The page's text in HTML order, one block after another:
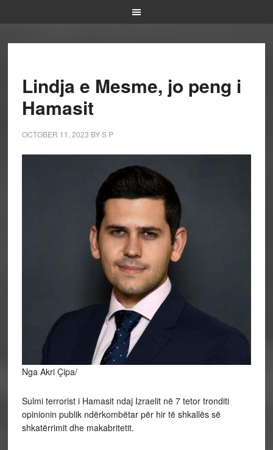
Lindja e Mesme, jo peng i
Hamasit
OCTOBER 11, 2023 BYS P
Nga Akri Çipa/
Sulmi terrorist i Hamasit ndaj Izraelit në 7 tetor tronditi
opinionin publik ndërkombëtar për hir të shkallës së
shkatërrimit dhe makabritetit.